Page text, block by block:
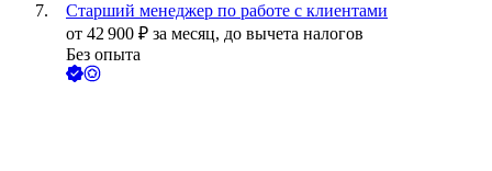
Старший менеджер по работе с клиентами
от 42 900 ₽ за месяц, до вычета налогов
Без опыта